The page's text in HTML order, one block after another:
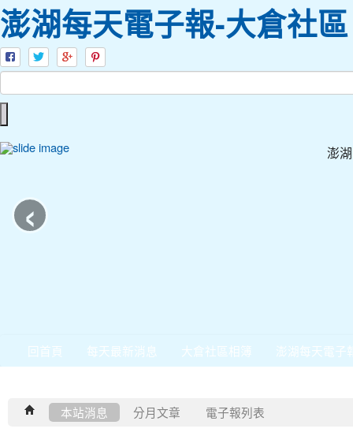
澎湖每天電子報-大倉社區
澎
‹
回首頁 每天最新消息 大倉社區相簿 澎湖每天電子
本站消息 分月文章 電子報列表